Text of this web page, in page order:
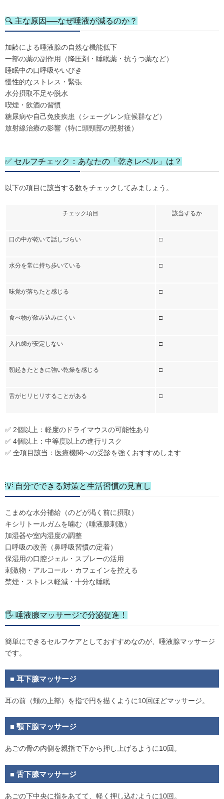
🔍 主な原因──なぜ唾液が減るのか？
加齢による唾液腺の自然な機能低下
一部の薬の副作用（降圧剤・睡眠薬・抗うつ薬など）
睡眠中の口呼吸やいびき
慢性的なストレス・緊張
水分摂取不足や脱水
喫煙・飲酒の習慣
糖尿病や自己免疫疾患（シェーグレン症候群など）
放射線治療の影響（特に頭頸部の照射後）
✅ セルフチェック：あなたの「乾きレベル」は？
以下の項目に該当する数をチェックしてみましょう。
チェック項目 該当するか
口の中が乾いて話しづらい □
水分を常に持ち歩いている □
味覚が落ちたと感じる □
食べ物が飲み込みにくい □
入れ歯が安定しない □
朝起きたときに強い乾燥を感じる □
舌がヒリヒリすることがある □
✅ 2個以上：軽度のドライマウスの可能性あり
✅ 4個以上：中等度以上の進行リスク
✅ 全項目該当：医療機関への受診を強くおすすめします
💡 自分でできる対策と生活習慣の見直し
こまめな水分補給（のどが渇く前に摂取）
キシリトールガムを噛む（唾液腺刺激）
加湿器や室内湿度の調整
口呼吸の改善（鼻呼吸習慣の定着）
保湿用の口腔ジェル・スプレーの活用
刺激物・アルコール・カフェインを控える
禁煙・ストレス軽減・十分な睡眠
🖐 唾液腺マッサージで分泌促進！
簡単にできるセルフケアとしておすすめなのが、唾液腺マッサージ
です。
■ 耳下腺マッサージ
耳の前（頬の上部）を指で円を描くように10回ほどマッサージ。
■ 顎下腺マッサージ
あごの骨の内側を親指で下から押し上げるように10回。
■ 舌下腺マッサージ
あごの下中央に指をあてて、軽く押し込むように10回。